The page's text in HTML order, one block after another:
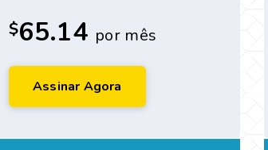
$65.14 por mês
Assinar Agora